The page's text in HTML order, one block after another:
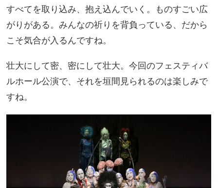
すべてを取り込み、抱え込んでいく。ものすごい広
がりがある。みんなの祈りを背負っている、だから
こそ気合が入るんですね。
壮大にして密、密にして壮大。今回のフェスティバ
ルホール公演で、それを垣間見られるのは楽しみで
すね。